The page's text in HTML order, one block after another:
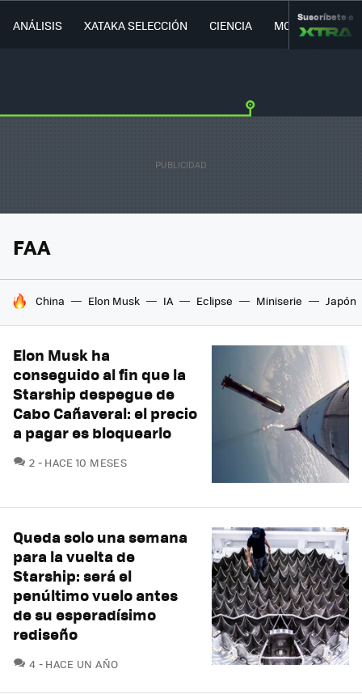
ANÁLISIS XATAKA SELECCIÓN CIENCIA MOVILIDAD
Suscríbete a
FAA
HOY SE HABLA DE
China Elon Musk IA Eclipse Miniserie Japón
Elon Musk ha
conseguido al fin que la
Starship despegue de
Cabo Cañaveral: el precio
a pagar es bloquearlo
2 COMENTARIOS
HACE 10 MESES
Queda solo una semana
para la vuelta de
Starship: será el
penúltimo vuelo antes
de su esperadísimo
rediseño
4 COMENTARIOS
HACE UN AÑO